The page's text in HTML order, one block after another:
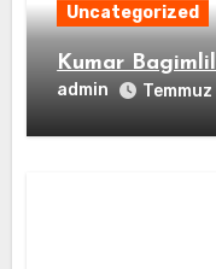
Uncategorized
Kumar
admin